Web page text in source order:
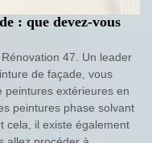
: que devez-vous
47. Un leader
de façade, vous
peintures extérieures en
peintures phase solvant
cela, il existe également